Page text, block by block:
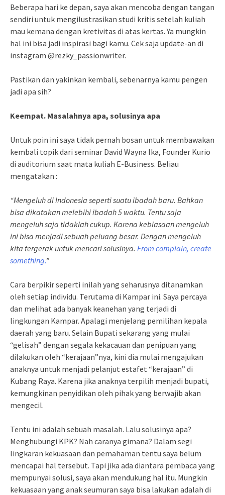
Beberapa hari ke depan, saya akan mencoba dengan tangan
sendiri untuk mengilustrasikan studi kritis setelah kuliah
mau kemana dengan kretivitas di atas kertas. Ya mungkin
hal ini bisa jadi inspirasi bagi kamu. Cek saja update-an di
instagram @rezky_passionwriter.
Pastikan dan yakinkan kembali, sebenarnya kamu pengen
jadi apa sih?
Keempat. Masalahnya apa, solusinya apa
Untuk poin ini saya tidak pernah bosan untuk membawakan
kembali topik dari seminar David Wayna Ika, Founder Kurio
di auditorium saat mata kuliah E-Business. Beliau
mengatakan :
“Mengeluh di Indonesia seperti suatu ibadah baru. Bahkan
bisa dikatakan melebihi ibadah 5 waktu. Tentu saja
mengeluh saja tidaklah cukup. Karena kebiasaan mengeluh
ini bisa menjadi sebuah peluang besar. Dengan mengeluh
kita tergerak untuk mencari solusinya. From complain, create
something.”
Cara berpikir seperti inilah yang seharusnya ditanamkan
oleh setiap individu. Terutama di Kampar ini. Saya percaya
dan melihat ada banyak keanehan yang terjadi di
lingkungan Kampar. Apalagi menjelang pemilihan kepala
daerah yang baru. Selain Bupati sekarang yang mulai
“gelisah” dengan segala kekacauan dan penipuan yang
dilakukan oleh “kerajaan”nya, kini dia mulai mengajukan
anaknya untuk menjadi pelanjut estafet “kerajaan” di
Kubang Raya. Karena jika anaknya terpilih menjadi bupati,
kemungkinan penyidikan oleh pihak yang berwajib akan
mengecil.
Tentu ini adalah sebuah masalah. Lalu solusinya apa?
Menghubungi KPK? Nah caranya gimana? Dalam segi
lingkaran kekuasaan dan pemahaman tentu saya belum
mencapai hal tersebut. Tapi jika ada diantara pembaca yang
mempunyai solusi, saya akan mendukung hal itu. Mungkin
kekuasaan yang anak seumuran saya bisa lakukan adalah di